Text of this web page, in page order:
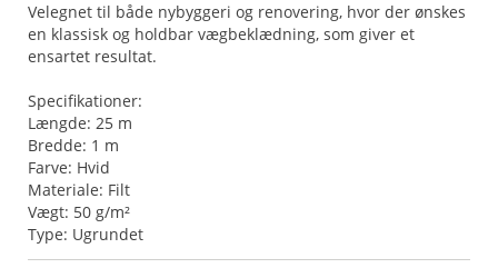
Velegnet til både nybyggeri og renovering, hvor der ønskes
en klassisk og holdbar vægbeklædning, som giver et
ensartet resultat.
Specifikationer:
Længde: 25 m
Bredde: 1 m
Farve: Hvid
Materiale: Filt
Vægt: 50 g/m²
Type: Ugrundet